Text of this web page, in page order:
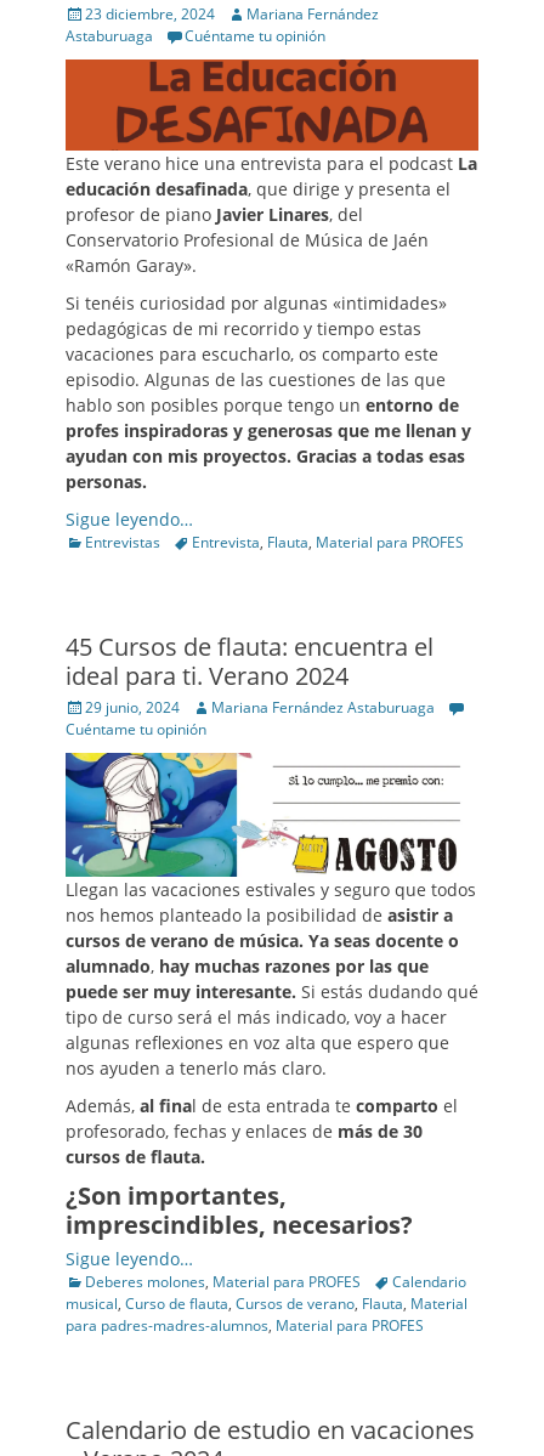
Posted
on
23 diciembre, 2024 Author
Mariana Fernández
Astaburuaga
Cuéntame tu opinión
Este verano hice una entrevista para el podcast La
educación desafinada, que dirige y presenta el
profesor de piano Javier Linares, del
Conservatorio Profesional de Música de Jaén
«Ramón Garay».
Si tenéis curiosidad por algunas «intimidades»
pedagógicas de mi recorrido y tiempo estas
vacaciones para escucharlo, os comparto este
episodio. Algunas de las cuestiones de las que
hablo son posibles porque tengo un entorno de
profes inspiradoras y generosas que me llenan y
ayudan con mis proyectos. Gracias a todas esas
personas.
Sigue leyendo…
Categories
Entrevistas TagsEntrevista, Flauta, Material para PROFES
45 Cursos de flauta: encuentra el
ideal para ti. Verano 2024
Posted
on
29 junio, 2024 Author
Mariana Fernández Astaburuaga
Cuéntame tu opinión
Llegan las vacaciones estivales y seguro que todos
nos hemos planteado la posibilidad de asistir a
cursos de verano de música. Ya seas docente o
alumnado, hay muchas razones por las que
puede ser muy interesante. Si estás dudando qué
tipo de curso será el más indicado, voy a hacer
algunas reflexiones en voz alta que espero que
nos ayuden a tenerlo más claro.
Además, al final de esta entrada te comparto el
profesorado, fechas y enlaces de más de 30
cursos de flauta.
¿Son importantes,
imprescindibles, necesarios?
Sigue leyendo…
Categories
Deberes molones, Material para PROFES TagsCalendario
musical, Curso de flauta, Cursos de verano, Flauta, Material
para padres-madres-alumnos, Material para PROFES
Calendario de estudio en vacaciones